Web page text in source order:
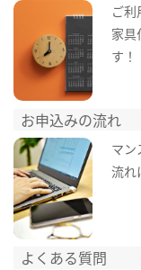
ご利
家具
す！
お申込みの流れ
マン
流れ
よくある質問